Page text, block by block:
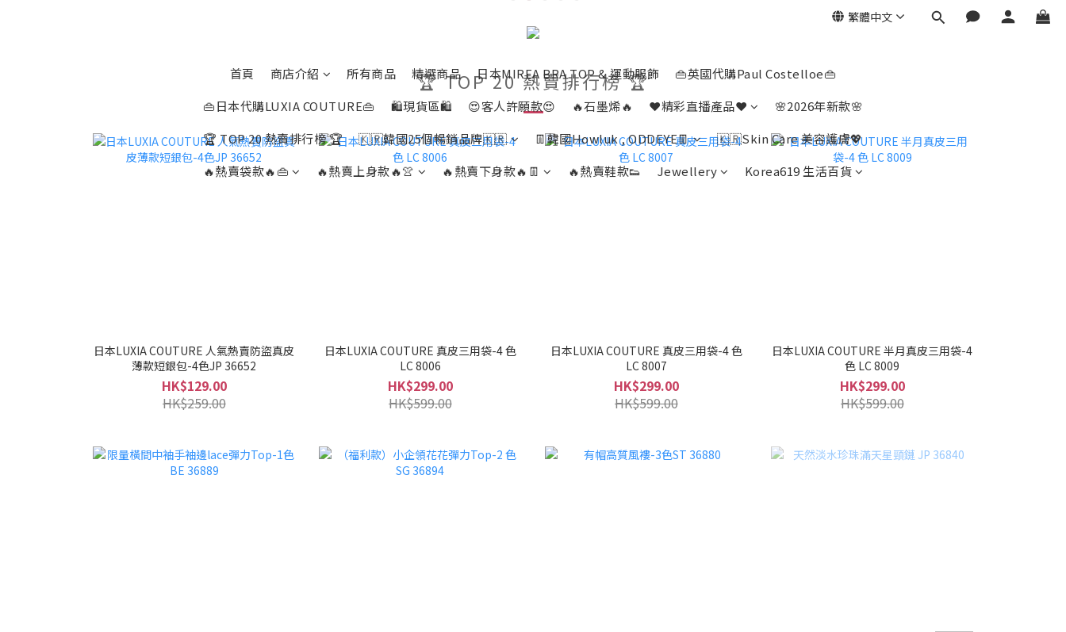
繁體中文
首頁 商店介紹 所有商品 精選商品 日本MIREA BRA TOP & 運動服飾
👜英國代購Paul Costelloe👜
👜日本代購LUXIA COUTURE👜
🛍️現貨區🛍️ 😍客人許願款😍 🔥石墨烯🔥 ❤️精彩直播產品❤️
🌸2026年新款🌸
🏆 TOP 20 熱賣排行榜 🏆
🇰🇷韓國25個暢銷品牌🇰🇷 👖韓國Howluk , ODDEYE👖
🇰🇷Skin Care 美容護膚💖
🔥熱賣袋款🔥👜
🔥熱賣上身款🔥👚 🔥熱賣下身款🔥👖 🔥熱賣鞋款👟 Jewellery Korea619 生活百貨
🏆 TOP 20 熱賣排行榜 🏆
日本LUXIA COUTURE 人氣熱賣防盜真皮
薄款短銀包-4色JP 36652
HK$129.00
HK$259.00
日本LUXIA COUTURE 真皮三用袋-4 色
LC 8006
HK$299.00
HK$599.00
日本LUXIA COUTURE 真皮三用袋-4 色
LC 8007
HK$299.00
HK$599.00
日本LUXIA COUTURE 半月真皮三用袋-4
色 LC 8009
HK$299.00
HK$599.00